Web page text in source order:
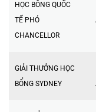
HỌC BỔNG QUỐC
TẾ PHÓ
CHANCELLOR
GIẢI THƯỞNG HỌC
BỔNG SYDNEY